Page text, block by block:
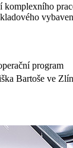
program
Bartoše ve